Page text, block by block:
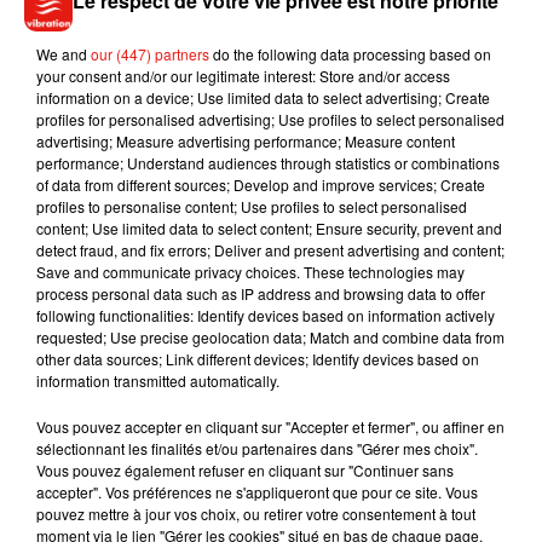
devraient pas participer au projet.
‘Clueless’ Series Reboot Lands At Peacock
https://t.co/WVDH3WtSoDpic.twitter.com/f0uOZomCIa
— Deadline Hollywood (@DEADLINE)August 14, 2020
Musique
5 août 2026
Benny Blanco invite Selena Gomez et
Becky G sur son nouveau single
Tiny Desk invite Charlie Puth pour une
live session solaire
We and our (447) partnersdo the following data processing based on
your consent and/or our legitimate interest: Store and/or access
information on a device; Use limited data to select advertising; Create
profiles for personalised advertising; Use profiles to select personalised
advertising; Measure advertising performance; Measure content
performance; Understand audiences through statistics or combinations
of data from different sources; Develop and improve services; Create
profiles to personalise content; Use profiles to select personalised
content; Use limited data to select content; Ensure security, prevent and
detect fraud, and fix errors; Deliver and present advertising and content;
Save and communicate privacy choices. These technologies may
process personal data such as IP address and browsing data to offer
following functionalities: Identify devices based on information actively
requested; Use precise geolocation data; Match and combine data from
other data sources; Link different devices; Identify devices based on
information transmitted automatically.
Vous pouvez accepter en cliquant sur "Accepter et fermer", ou affiner en
sélectionnant les finalités et/ou partenaires dans "Gérer mes choix".
Vous pouvez également refuser en cliquant sur "Continuer sans
accepter". Vos préférences ne s'appliqueront que pour ce site. Vous
pouvez mettre à jour vos choix, ou retirer votre consentement à tout
moment via le lien "Gérer les cookies" situé en bas de chaque page.